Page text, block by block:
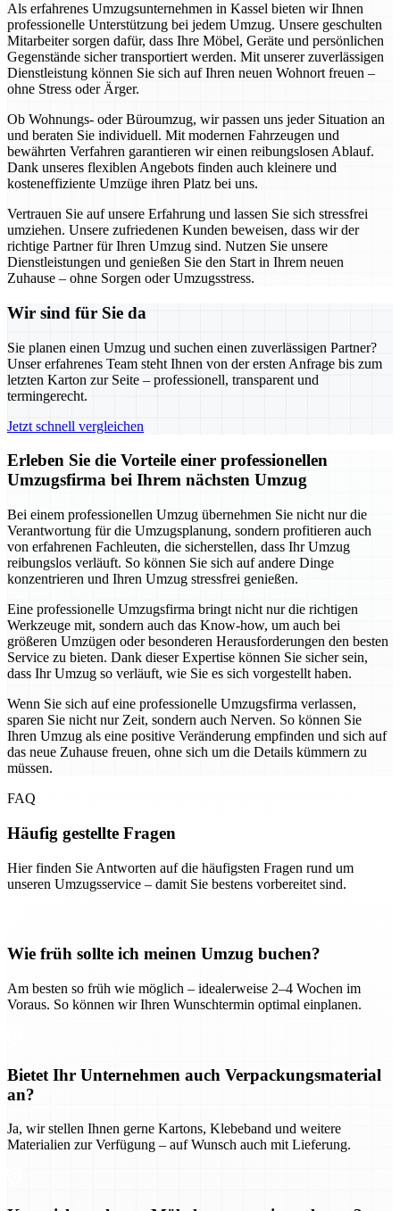
Als erfahrenes Umzugsunternehmen in Kassel bieten wir Ihnen
professionelle Unterstützung bei jedem Umzug. Unsere geschulten
Mitarbeiter sorgen dafür, dass Ihre Möbel, Geräte und persönlichen
Gegenstände sicher transportiert werden. Mit unserer zuverlässigen
Dienstleistung können Sie sich auf Ihren neuen Wohnort freuen –
ohne Stress oder Ärger.
Ob Wohnungs- oder Büroumzug, wir passen uns jeder Situation an
und beraten Sie individuell. Mit modernen Fahrzeugen und
bewährten Verfahren garantieren wir einen reibungslosen Ablauf.
Dank unseres flexiblen Angebots finden auch kleinere und
kosteneffiziente Umzüge ihren Platz bei uns.
Vertrauen Sie auf unsere Erfahrung und lassen Sie sich stressfrei
umziehen. Unsere zufriedenen Kunden beweisen, dass wir der
richtige Partner für Ihren Umzug sind. Nutzen Sie unsere
Dienstleistungen und genießen Sie den Start in Ihrem neuen
Zuhause – ohne Sorgen oder Umzugsstress.
Wir sind für Sie da
Sie planen einen Umzug und suchen einen zuverlässigen Partner?
Unser erfahrenes Team steht Ihnen von der ersten Anfrage bis zum
letzten Karton zur Seite – professionell, transparent und
termingerecht.
Jetzt schnell vergleichen
Erleben Sie die Vorteile einer professionellen
Umzugsfirma bei Ihrem nächsten Umzug
Bei einem professionellen Umzug übernehmen Sie nicht nur die
Verantwortung für die Umzugsplanung, sondern profitieren auch
von erfahrenen Fachleuten, die sicherstellen, dass Ihr Umzug
reibungslos verläuft. So können Sie sich auf andere Dinge
konzentrieren und Ihren Umzug stressfrei genießen.
Eine professionelle Umzugsfirma bringt nicht nur die richtigen
Werkzeuge mit, sondern auch das Know-how, um auch bei
größeren Umzügen oder besonderen Herausforderungen den besten
Service zu bieten. Dank dieser Expertise können Sie sicher sein,
dass Ihr Umzug so verläuft, wie Sie es sich vorgestellt haben.
Wenn Sie sich auf eine professionelle Umzugsfirma verlassen,
sparen Sie nicht nur Zeit, sondern auch Nerven. So können Sie
Ihren Umzug als eine positive Veränderung empfinden und sich auf
das neue Zuhause freuen, ohne sich um die Details kümmern zu
müssen.
FAQ
Häufig gestellte Fragen
Hier finden Sie Antworten auf die häufigsten Fragen rund um
unseren Umzugsservice – damit Sie bestens vorbereitet sind.
Wie früh sollte ich meinen Umzug buchen?
Am besten so früh wie möglich – idealerweise 2–4 Wochen im
Voraus. So können wir Ihren Wunschtermin optimal einplanen.
Bietet Ihr Unternehmen auch Verpackungsmaterial
an?
Ja, wir stellen Ihnen gerne Kartons, Klebeband und weitere
Materialien zur Verfügung – auf Wunsch auch mit Lieferung.